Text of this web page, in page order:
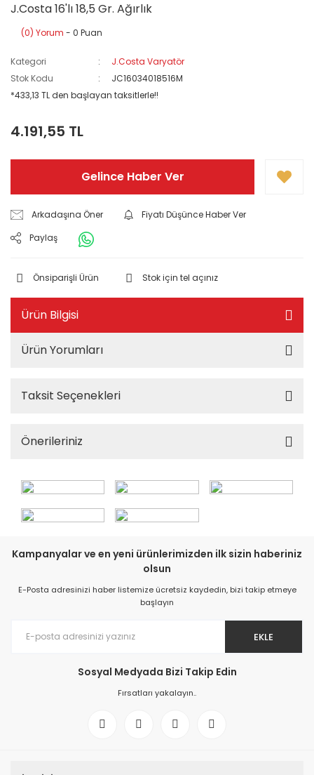
J.Costa 16'lı 18,5 Gr. Ağırlık
(0) Yorum - 0 Puan
Kategori
J.Costa Varyatör
Stok Kodu
JC16034018516M
*433,13 TL den başlayan taksitlerle!!
4.191,55 TL
Gelince Haber Ver
Arkadaşına Öner
Fiyatı Düşünce Haber Ver
Paylaş
Önsiparişli Ürün Stok için tel açınız
Ürün Bilgisi
Ürün Yorumları
Taksit Seçenekleri
Önerileriniz
Kampanyalar ve en yeni ürünlerimizden ilk sizin haberiniz
olsun
E-Posta adresinizi haber listemize ücretsiz kaydedin, bizi takip etmeye
başlayın
EKLE
Sosyal Medyada Bizi Takip Edin
Fırsatları yakalayın..